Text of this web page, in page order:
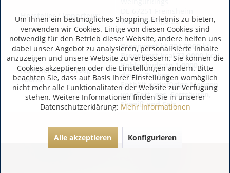
Hersteller / Importeur:
weingut-rings.de
Nährwerte pro 100g /
100ml:
Brennwert kJ 304,0000 kJ
Brennwert kcal 73,0000 kcal
Kohlenhydrate 1,0000 g
davon Zucker
Enthält gerinfügige Mengen
von Fett, ges. Fettsäuren,
Eiweiß und Salz.
Um Ihnen ein bestmögliches Shopping-Erlebnis zu bieten,
verwenden wir Cookies. Einige von diesen Cookies sind
notwendig für den Betrieb dieser Website, andere helfen uns
dabei unser Angebot zu analysieren, personalisierte Inhalte
anzuzeigen und unsere Website zu verbessern. Sie können die
Cookies akzeptieren oder die Einstellungen ändern. Bitte
beachten Sie, dass auf Basis Ihrer Einstellungen womöglich
nicht mehr alle Funktionalitäten der Website zur Verfügung
stehen. Weitere Informationen finden Sie in unserer
Datenschutzerklärung: Mehr Informationen
Alle akzeptieren Konfigurieren